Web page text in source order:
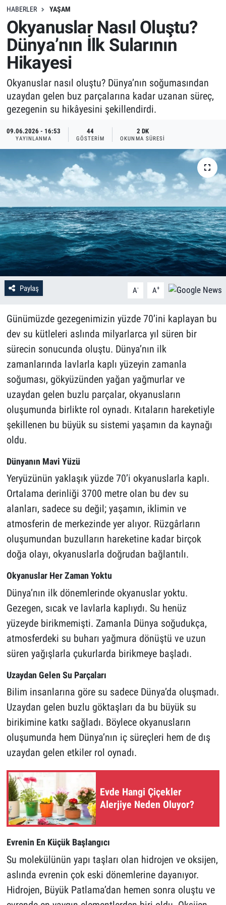
HABERLER YAŞAM
Okyanuslar Nasıl Oluştu?
Dünya’nın İlk Sularının
Hikayesi
Okyanuslar nasıl oluştu? Dünya’nın soğumasından
uzaydan gelen buz parçalarına kadar uzanan süreç,
gezegenin su hikâyesini şekillendirdi.
09.06.2026 - 16:53
YAYINLANMA
44
GÖSTERIM
2 DK
OKUNMA SÜRESI
Paylaş A- A+
Günümüzde gezegenimizin yüzde 70’ini kaplayan bu
dev su kütleleri aslında milyarlarca yıl süren bir
sürecin sonucunda oluştu. Dünya’nın ilk
zamanlarında lavlarla kaplı yüzeyin zamanla
soğuması, gökyüzünden yağan yağmurlar ve
uzaydan gelen buzlu parçalar, okyanusların
oluşumunda birlikte rol oynadı. Kıtaların hareketiyle
şekillenen bu büyük su sistemi yaşamın da kaynağı
oldu.
Dünyanın Mavi Yüzü
Yeryüzünün yaklaşık yüzde 70’i okyanuslarla kaplı.
Ortalama derinliği 3700 metre olan bu dev su
alanları, sadece su değil; yaşamın, iklimin ve
atmosferin de merkezinde yer alıyor. Rüzgârların
oluşumundan buzulların hareketine kadar birçok
doğa olayı, okyanuslarla doğrudan bağlantılı.
Okyanuslar Her Zaman Yoktu
Dünya’nın ilk dönemlerinde okyanuslar yoktu.
Gezegen, sıcak ve lavlarla kaplıydı. Su henüz
yüzeyde birikmemişti. Zamanla Dünya soğudukça,
atmosferdeki su buharı yağmura dönüştü ve uzun
süren yağışlarla çukurlarda birikmeye başladı.
Uzaydan Gelen Su Parçaları
Bilim insanlarına göre su sadece Dünya’da oluşmadı.
Uzaydan gelen buzlu göktaşları da bu büyük su
birikimine katkı sağladı. Böylece okyanusların
oluşumunda hem Dünya’nın iç süreçleri hem de dış
uzaydan gelen etkiler rol oynadı.
Evde Hangi Çiçekler
Alerjiye Neden Oluyor?
Evrenin En Küçük Başlangıcı
Su molekülünün yapı taşları olan hidrojen ve oksijen,
aslında evrenin çok eski dönemlerine dayanıyor.
Hidrojen, Büyük Patlama’dan hemen sonra oluştu ve